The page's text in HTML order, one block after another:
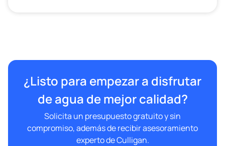
¿Listo para empezar a disfrutar
de agua de mejor calidad?
Solicita un presupuesto gratuito y sin
compromiso, además de recibir asesoramiento
experto de Culligan.